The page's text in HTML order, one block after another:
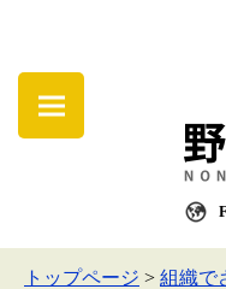
トップページ > 組織で